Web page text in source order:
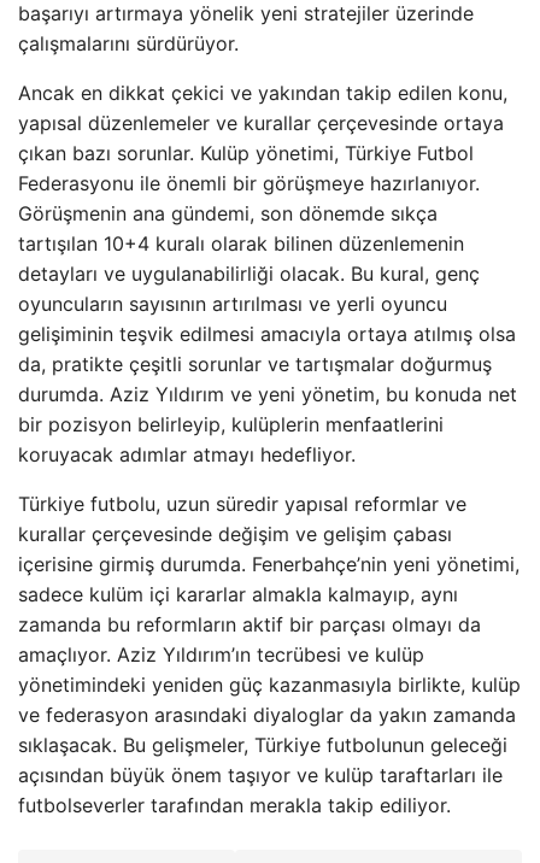
başarıyı artırmaya yönelik yeni stratejiler üzerinde
çalışmalarını sürdürüyor.
Ancak en dikkat çekici ve yakından takip edilen konu,
yapısal düzenlemeler ve kurallar çerçevesinde ortaya
çıkan bazı sorunlar. Kulüp yönetimi, Türkiye Futbol
Federasyonu ile önemli bir görüşmeye hazırlanıyor.
Görüşmenin ana gündemi, son dönemde sıkça
tartışılan 10+4 kuralı olarak bilinen düzenlemenin
detayları ve uygulanabilirliği olacak. Bu kural, genç
oyuncuların sayısının artırılması ve yerli oyuncu
gelişiminin teşvik edilmesi amacıyla ortaya atılmış olsa
da, pratikte çeşitli sorunlar ve tartışmalar doğurmuş
durumda. Aziz Yıldırım ve yeni yönetim, bu konuda net
bir pozisyon belirleyip, kulüplerin menfaatlerini
koruyacak adımlar atmayı hedefliyor.
Türkiye futbolu, uzun süredir yapısal reformlar ve
kurallar çerçevesinde değişim ve gelişim çabası
içerisine girmiş durumda. Fenerbahçe’nin yeni yönetimi,
sadece kulüm içi kararlar almakla kalmayıp, aynı
zamanda bu reformların aktif bir parçası olmayı da
amaçlıyor. Aziz Yıldırım’ın tecrübesi ve kulüp
yönetimindeki yeniden güç kazanmasıyla birlikte, kulüp
ve federasyon arasındaki diyaloglar da yakın zamanda
sıklaşacak. Bu gelişmeler, Türkiye futbolunun geleceği
açısından büyük önem taşıyor ve kulüp taraftarları ile
futbolseverler tarafından merakla takip ediliyor.